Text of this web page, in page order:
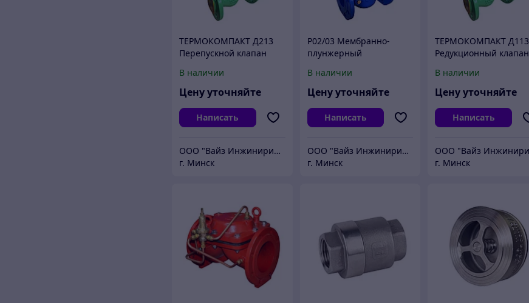
ТЕРМОКОМПАКТ Д213
Перепускной клапан
В наличии
Цену уточняйте
Написать
ООО "Вайз Инжиниринг"
г. Минск
Р02/03 Мембранно-
плунжерный
В наличии
Цену уточняйте
Написать
ООО "Вайз Инжиниринг"
г. Минск
ТЕРМОКОМПАКТ Д113
Редукционный клапан
В наличии
Цену уточняйте
Написать
г. Минск